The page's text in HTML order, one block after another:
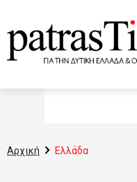
Αρχική Ελλάδα